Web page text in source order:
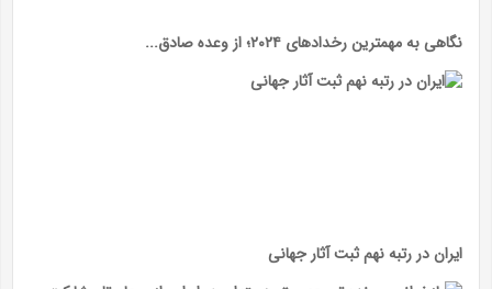
نگاهی به مهمترین رخدادهای ۲۰۲۴؛ از وعده‌ صادق...
ایران در رتبه نهم ثبت آثار جهانی